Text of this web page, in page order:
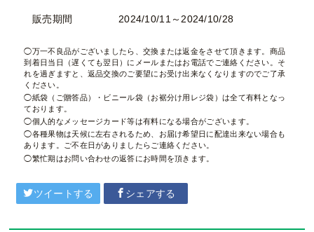
販売期間 2024/10/11～2024/10/28
万一不良品がございましたら、交換または返金をさせて頂きます。商品
到着日当日（遅くても翌日）にメールまたはお電話でご連絡ください。そ
れを過ぎますと、返品交換のご要望にお受け出来なくなりますのでご了承
ください。
紙袋（ご贈答品）・ビニール袋（お裾分け用レジ袋）は全て有料となっ
ております。
個人的なメッセージカード等は有料になる場合がございます。
各種果物は天候に左右されるため、お届け希望日に配達出来ない場合も
あります。ご不在日がありましたらご連絡ください。
繁忙期はお問い合わせの返答にお時間を頂きます。
ツイートする シェアする